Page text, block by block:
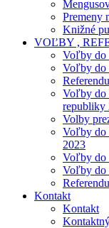
Premeny
Knižné
VOĽBY ,
Voľby do
Voľby do
Voľby do
republiky
Volby
Voľby do
2023
Voľby do
Voľby do
Kontakt
Kontakt